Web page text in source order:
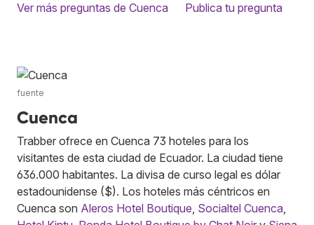
Ver más preguntas de Cuenca
Publica tu pregunta
fuente
Cuenca
Trabber ofrece en Cuenca 73 hoteles para los
visitantes de esta ciudad de Ecuador. La ciudad tiene
636.000 habitantes. La divisa de curso legal es dólar
estadounidense ($). Los hoteles más céntricos en
Cuenca son Aleros Hotel Boutique, Socialtel Cuenca,